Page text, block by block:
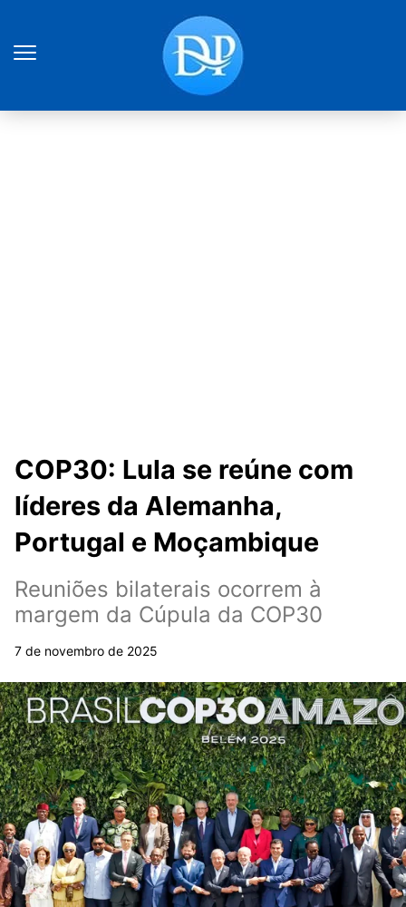
COP30: Lula se reúne com
líderes da Alemanha,
Portugal e Moçambique
Reuniões bilaterais ocorrem à
margem da Cúpula da COP30
7 de novembro de 2025